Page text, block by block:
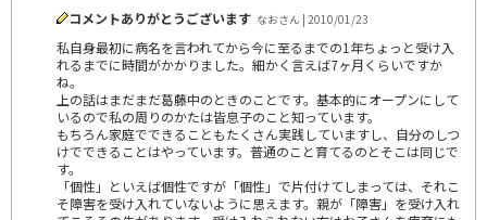
コメントありがとうございます なおさん | 2010/01/23
私自身最初に病名を言われてから今に至るまでの1年ちょっと受け入
れるまでに時間がかかりました。細かく言えば7ヶ月くらいですか
ね。
上の話はまだまだ葛藤中のときのことです。基本的にオープンにして
いるので私の周りのかたは皆息子のこと知っています。
もちろん家庭でできることもたくさん実践していますし、自分のしつ
けでできることはやっています。普通のこと育てるのとそこは同じで
す。
「個性」といえば個性ですが「個性」で片付けてしまっては、それこ
そ障害を受け入れていないように思えます。親が「障害」を受け入れ